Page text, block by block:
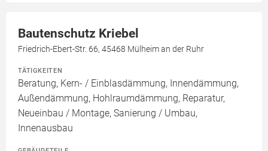
Bautenschutz Kriebel
Friedrich-Ebert-Str. 66, 45468 Mülheim an der Ruhr
TÄTIGKEITEN
Beratung, Kern- / Einblasdämmung, Innendämmung,
Außendämmung, Hohlraumdämmung, Reparatur,
Neueinbau / Montage, Sanierung / Umbau,
Innenausbau